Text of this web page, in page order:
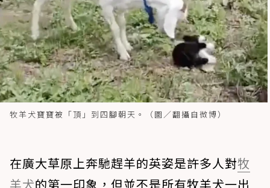
牧羊犬寶寶被「頂」到四腳朝天。（圖／翻攝自微博）
在廣大草原上奔馳趕羊的英姿是許多人對牧
羊犬的第一印象，但並不是所有牧羊犬一出